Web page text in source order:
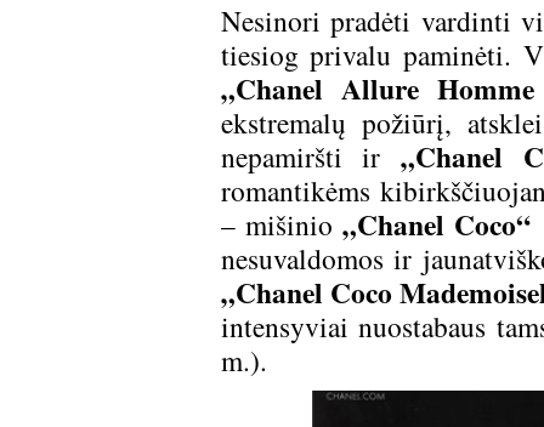
Nesinori pradėti vardinti
tiesiog privalu paminėti.
„Chanel Allure
ekstremalų požiūrį,
nepamiršti ir „Chanel
romantikėms
– mišinio „Chanel Coco“
nesuvaldomos ir
„Chanel Coco
intensyviai nuostabaus
m.).